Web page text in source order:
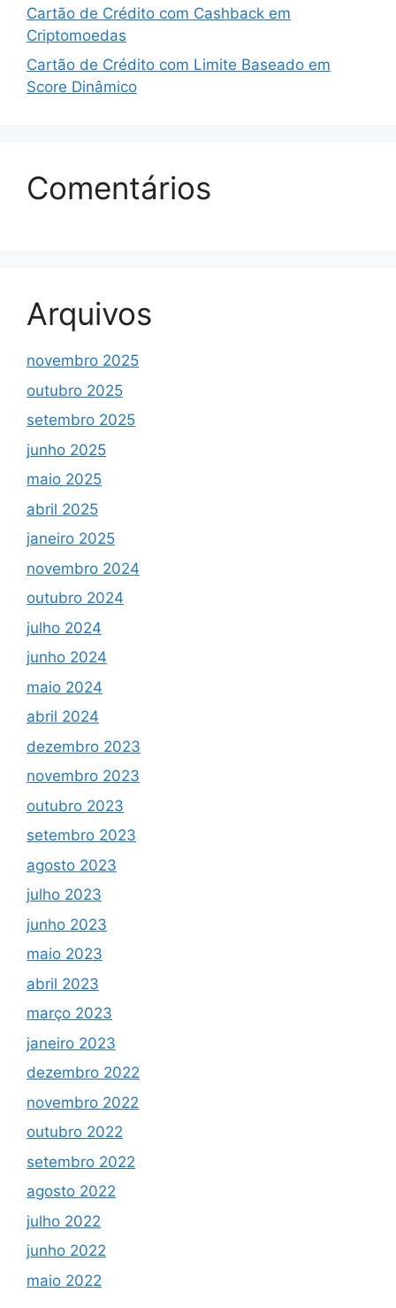
Cartão de Crédito com Cashback em
Criptomoedas
Cartão de Crédito com Limite Baseado em
Score Dinâmico
Comentários
Arquivos
novembro 2025
outubro 2025
setembro 2025
junho 2025
maio 2025
abril 2025
janeiro 2025
novembro 2024
outubro 2024
julho 2024
junho 2024
maio 2024
abril 2024
dezembro 2023
novembro 2023
outubro 2023
setembro 2023
agosto 2023
julho 2023
junho 2023
maio 2023
abril 2023
março 2023
janeiro 2023
dezembro 2022
novembro 2022
outubro 2022
setembro 2022
agosto 2022
julho 2022
junho 2022
maio 2022